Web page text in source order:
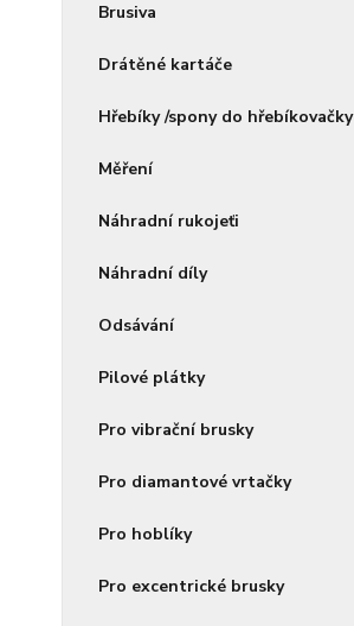
Brusiva
Drátěné kartáče
Hřebíky /spony do hřebíkovačky
Měření
Náhradní rukojeťi
Náhradní díly
Odsávání
Pilové plátky
Pro vibrační brusky
Pro diamantové vrtačky
Pro hoblíky
Pro excentrické brusky